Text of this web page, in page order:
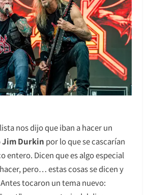
nos dijo que iban a hacer un
Jim Durkin por lo que se cascarían
entero. Dicen que es algo especial
pero… estas cosas se dicen y
tocaron un tema nuevo: